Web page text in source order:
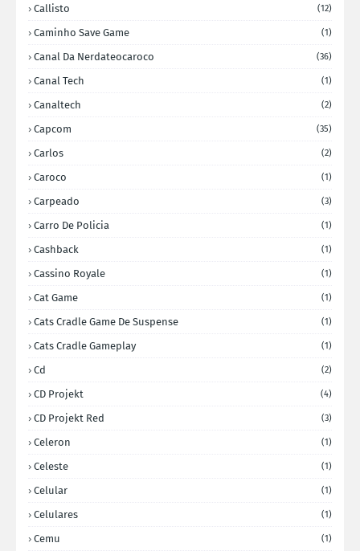
Callisto (12)
Caminho Save Game (1)
Canal Da Nerdateocaroco (36)
Canal Tech (1)
Canaltech (2)
Capcom (35)
Carlos (2)
Caroco (1)
Carpeado (3)
Carro De Policia (1)
Cashback (1)
Cassino Royale (1)
Cat Game (1)
Cats Cradle Game De Suspense (1)
Cats Cradle Gameplay (1)
Cd (2)
CD Projekt (4)
CD Projekt Red (3)
Celeron (1)
Celeste (1)
Celular (1)
Celulares (1)
Cemu (1)